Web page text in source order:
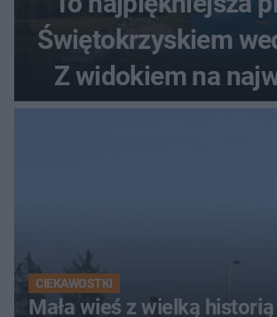
Świętokrzyskiem
Z widokiem na
szczyt Gór
CIEKAWOSTKI
Mała wieś z wielką